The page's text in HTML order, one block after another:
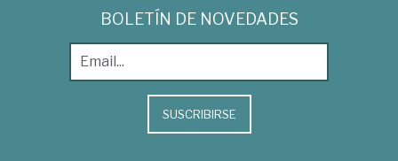
BOLETÍN DE NOVEDADES
SUSCRIBIRSE